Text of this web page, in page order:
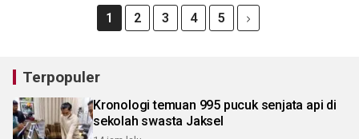
1 2 3 4 5
Terpopuler
Kronologi temuan 995 pucuk senjata api di
sekolah swasta Jaksel